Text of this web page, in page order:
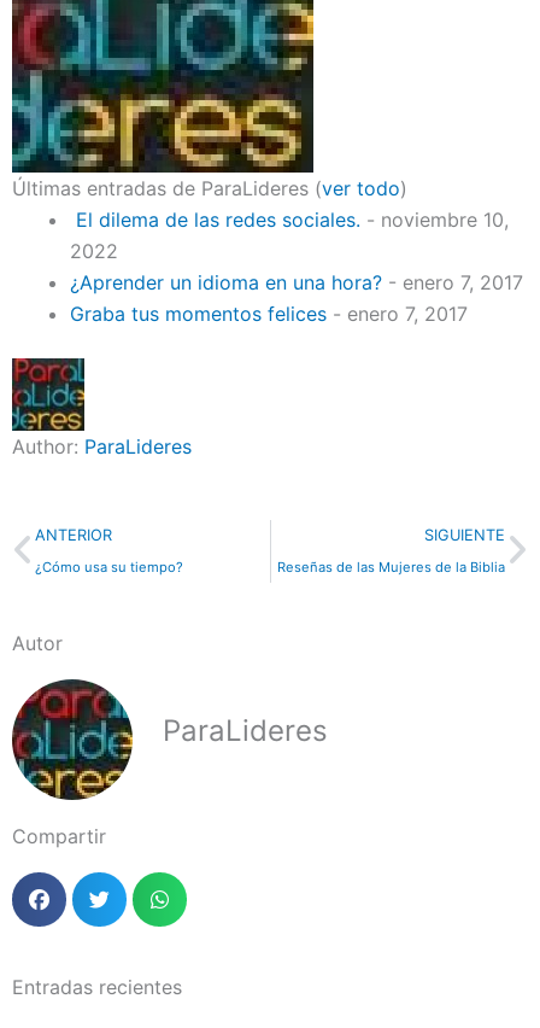
Últimas entradas de ParaLideres (ver todo)
El dilema de las redes sociales. - noviembre 10,
2022
¿Aprender un idioma en una hora? - enero 7, 2017
Graba tus momentos felices - enero 7, 2017
Author: ParaLideres
Previo
ANTERIOR
¿Cómo usa su tiempo?
SIGUIENTE
Reseñas de las Mujeres de la Biblia
Autor
ParaLideres
Compartir
Entradas recientes